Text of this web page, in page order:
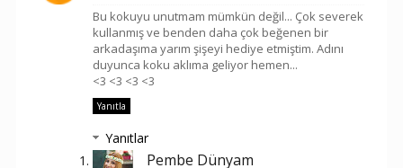
Bu kokuyu unutmam mümkün değil... Çok severek
kullanmış ve benden daha çok beğenen bir
arkadaşıma yarım şişeyi hediye etmiştim. Adını
duyunca koku aklıma geliyor hemen...
<3 <3 <3 <3
Yanıtla
Yanıtlar
Pembe Dünyam